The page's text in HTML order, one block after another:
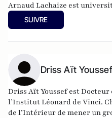
Arnaud Lachaize est
SUIVRE
Driss Aït Youssef
Driss Aït Youssef est
l’Institut Léonard de Vinci.
de l’Intérieur de mener un